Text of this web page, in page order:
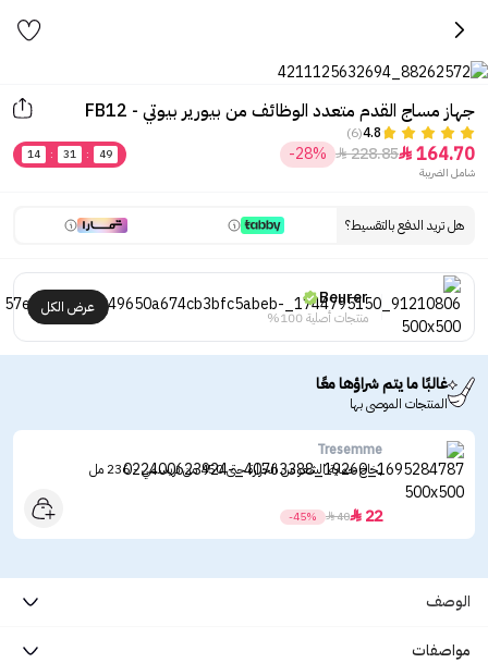
جهاز مساج القدم متعدد الوظائف من بيورير بيوتي - FB12
4.8
(6)
164.70

228.85

-28%
14 : 31 :
49
شامل الضريبة
هل تريد الدفع بالتقسيط؟
Beurer
منتجات أصلية 100%
عرض الكل
غالبًا ما يتم شراؤها معًا
المنتجات الموصى بها
Tresemme
بخاخ حماية الشعر من الحرارة حتى 450 من تريسمي - 236 مل
22

40

-45%
الوصف
مواصفات